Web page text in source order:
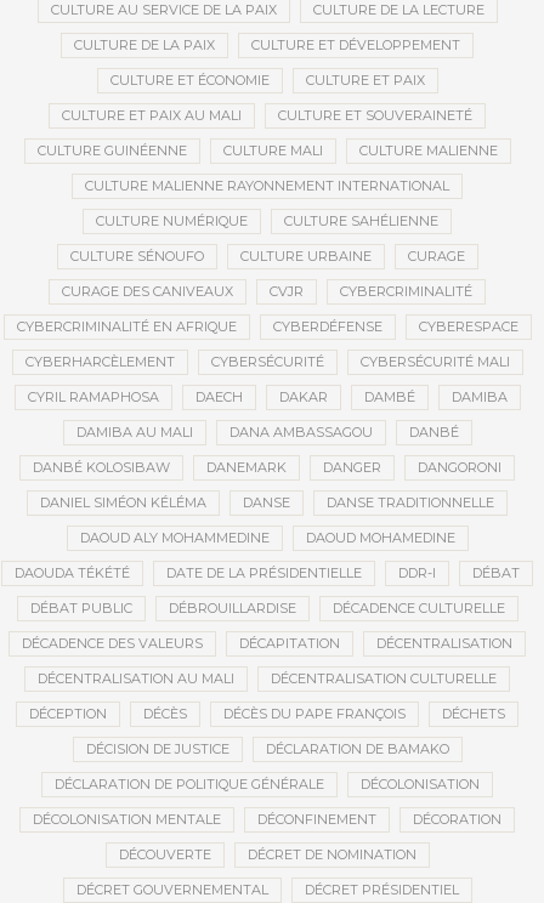
CULTURE AU SERVICE DE LA PAIX CULTURE DE LA LECTURE
CULTURE DE LA PAIX CULTURE ET DÉVELOPPEMENT
CULTURE ET ÉCONOMIE CULTURE ET PAIX
CULTURE ET PAIX AU MALI CULTURE ET SOUVERAINETÉ
CULTURE GUINÉENNE CULTURE MALI CULTURE MALIENNE
CULTURE MALIENNE RAYONNEMENT INTERNATIONAL
CULTURE NUMÉRIQUE CULTURE SAHÉLIENNE
CULTURE SÉNOUFO CULTURE URBAINE CURAGE
CURAGE DES CANIVEAUX CVJR CYBERCRIMINALITÉ
CYBERCRIMINALITÉ EN AFRIQUE CYBERDÉFENSE CYBERESPACE
CYBERHARCÈLEMENT CYBERSÉCURITÉ CYBERSÉCURITÉ MALI
CYRIL RAMAPHOSA DAECH DAKAR DAMBÉ DAMIBA
DAMIBA AU MALI DANA AMBASSAGOU DANBÉ
DANBÉ KOLOSIBAW DANEMARK DANGER DANGORONI
DANIEL SIMÉON KÉLÉMA DANSE DANSE TRADITIONNELLE
DAOUD ALY MOHAMMEDINE DAOUD MOHAMEDINE
DAOUDA TÉKÉTÉ DATE DE LA PRÉSIDENTIELLE DDR-I DÉBAT
DÉBAT PUBLIC DÉBROUILLARDISE DÉCADENCE CULTURELLE
DÉCADENCE DES VALEURS DÉCAPITATION DÉCENTRALISATION
DÉCENTRALISATION AU MALI DÉCENTRALISATION CULTURELLE
DÉCEPTION DÉCÈS DÉCÈS DU PAPE FRANÇOIS DÉCHETS
DÉCISION DE JUSTICE DÉCLARATION DE BAMAKO
DÉCLARATION DE POLITIQUE GÉNÉRALE DÉCOLONISATION
DÉCOLONISATION MENTALE DÉCONFINEMENT DÉCORATION
DÉCOUVERTE DÉCRET DE NOMINATION
DÉCRET GOUVERNEMENTAL DÉCRET PRÉSIDENTIEL